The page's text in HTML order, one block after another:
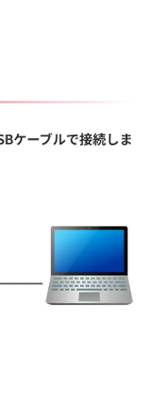
ケーブルで接続しま